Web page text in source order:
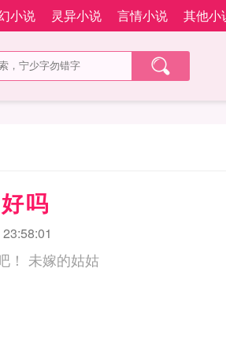
小说 灵异小说 言情小说 其他小
吗
来阅文旗下网站阅读我的更多作品吧！ 未嫁的姑姑